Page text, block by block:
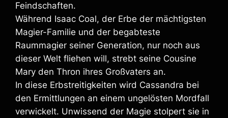
h
a
f
t
–
E
B
o
Feindschaften.
Während Isaac Coal, der Erbe der mächtigsten
Magier-Familie und der begabteste
Raummagier seiner Generation, nur noch aus
dieser Welt fliehen will, strebt seine Cousine
Mary den Thron ihres Großvaters an.
In diese Erbstreitigkeiten wird Cassandra bei
den Ermittlungen an einem ungelösten Mordfall
verwickelt. Unwissend der Magie stolpert sie in